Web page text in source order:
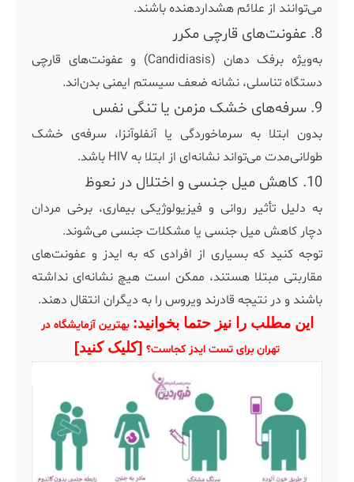
می‌توانند از علائم هشداردهنده باشند.
8. عفونت‌های قارچی مکرر
به‌ویژه برفک دهان (Candidiasis) و عفونت‌های قارچی
دستگاه تناسلی، نشانه ضعف سیستم ایمنی بدن‌اند.
9. سرفه‌های خشک مزمن یا تنگی نفس
بدون ابتلا به سرماخوردگی یا آنفلوآنزا، سرفه‌ی خشک
طولانی‌مدت می‌تواند نشانه‌ای از ابتلا به HIV باشد.
10. کاهش میل جنسی و اختلال در نعوظ
به دلیل تأثیر روانی و فیزیولوژیکی بیماری، برخی مردان
دچار کاهش میل جنسی یا مشکلات جنسی می‌شوند.
توجه کنید که بسیاری از افرادی که به ایدز و عفونت‌های
مقاربتی مبتلا هستند، ممکن است هیچ نشانه‌ای نداشته
باشند و در نتیجه قادرند ویروس را به دیگران انتقال دهند.
این مطلب را نیز حتما بخوانید:بهترین آزمایشگاه در
تهران برای تست ایدز کجاست؟ [کلیک کنید]